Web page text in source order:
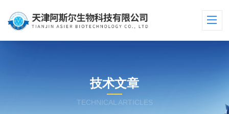
技术文章
TECHNICAL ARTICLES